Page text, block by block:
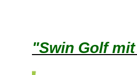
"Swin Golf